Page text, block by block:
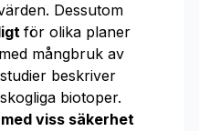
Dessutom
för olika planer
mångbruk av
beskriver
biotoper.
med viss säkerhet